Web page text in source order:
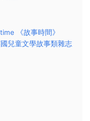
《故事時間》
兒童文學故事類雜志